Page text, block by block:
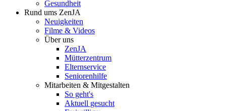
Gesundheit
Rund ums ZenJA
Neuigkeiten
Filme & Videos
Über uns
ZenJA
Mütterzentrum
Elternservice
Seniorenhilfe
Mitarbeiten & Mitgestalten
So geht's
Aktuell gesucht